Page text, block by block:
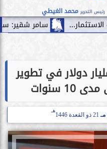
رئيس التحرير محمد الغيطي
سامر شقير: سقوط صفقة
تستثمر 6.93 مليار دولار في تطوير
سنوات
21 ذو القعدة 1446
هـ